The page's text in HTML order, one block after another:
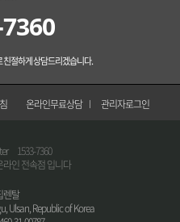
친절하게 상담드리겠습니다.
온라인무료상담 관리자로그인
1533-7360
인 전속점 입니다
렌탈
Ulsan, Republic of Korea